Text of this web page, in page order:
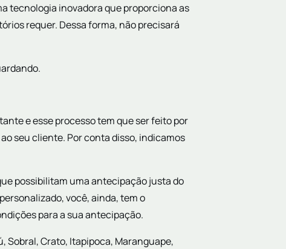
tecnologia inovadora que proporciona as
requer. Dessa forma, não precisará
e esse processo tem que ser feito por
seu cliente. Por conta disso, indicamos
possibilitam uma antecipação justa do
você, ainda, tem o
para a sua antecipação.
Sobral, Crato, Itapipoca, Maranguape,